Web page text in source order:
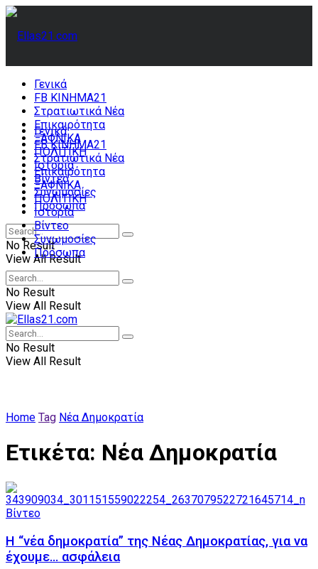
Γενικά
FB ΚΙΝΗΜΑ21
Στρατιωτικά Νέα
Επικαιρότητα
ΞΑΦΝΙΚΑ
ΠΟΛΙΤΙΚΗ
Ιστορία
Βίντεο
Συνωμοσίες
Πρόσωπα
No Result
View All Result
Γενικά
FB ΚΙΝΗΜΑ21
Στρατιωτικά Νέα
Επικαιρότητα
ΞΑΦΝΙΚΑ
ΠΟΛΙΤΙΚΗ
Ιστορία
Βίντεο
Συνωμοσίες
Πρόσωπα
No Result
View All Result
No Result
View All Result
Home Tag Νέα Δημοκρατία
Ετικέτα: Νέα Δημοκρατία
Βίντεο
Η “νέα δημοκρατία” της Νέας Δημοκρατίας, για να
έχουμε… ασφάλεια